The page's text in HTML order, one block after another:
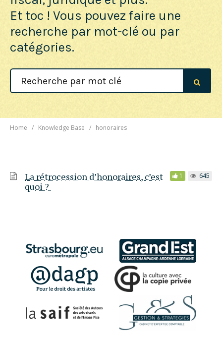
Et toc ! Vous pouvez faire une
recherche par mot-clé ou par
catégories.
For
Home Knowledge Base honoraires
La rétrocession d’honoraires, c’est
quoi ?
1 645